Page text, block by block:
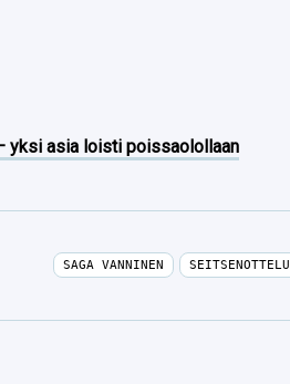
yksi asia loisti poissaolollaan
SAGA VANNINEN SEITSENOTTELU